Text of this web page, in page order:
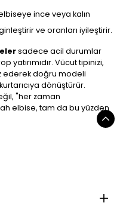
ince veya kalın
ve oranları iyileştirir.
sadece acil durumlar
yatırımıdır. Vücut tipinizi,
ederek doğru modeli
dönüştürür.
"her zaman
elbise, tam da bu yüzden